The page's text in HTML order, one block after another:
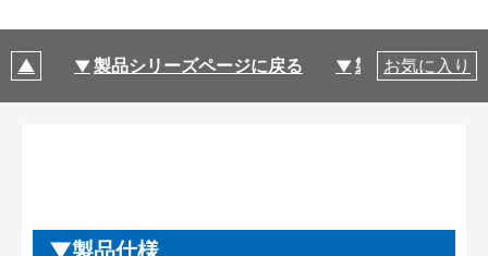
製品シリーズページに戻る 製品仕様
お気に入り
製品仕様